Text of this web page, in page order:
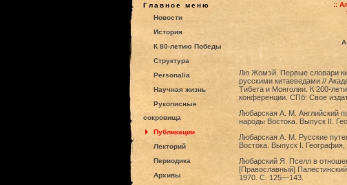
Главное меню
Новости
История
К 80-летию Победы
Структура
Personalia
Научная жизнь
Рукописные
сокровища
Публикации
Лекторий
Периодика
Архивы
::
А
Лю Жомэй. Первые словари
русскими китаеведами //
Тибета и Монголии. К 200-
конференции. СПб: Свое
Любарская A. М. Английский
народы Востока. Выпуск II.
Любарская A. М. Русские
Востока. Выпуск I.
Любарский Я. Пселл в
[Православный]
1970. С. 125—143.